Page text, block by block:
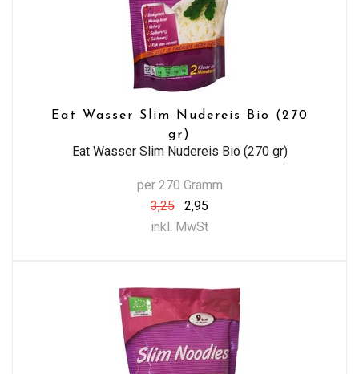
Eat Wasser Slim Nudereis Bio (270
gr)
Eat Wasser Slim Nudereis Bio (270 gr)
per 270 Gramm
3,25
2,95
inkl. MwSt